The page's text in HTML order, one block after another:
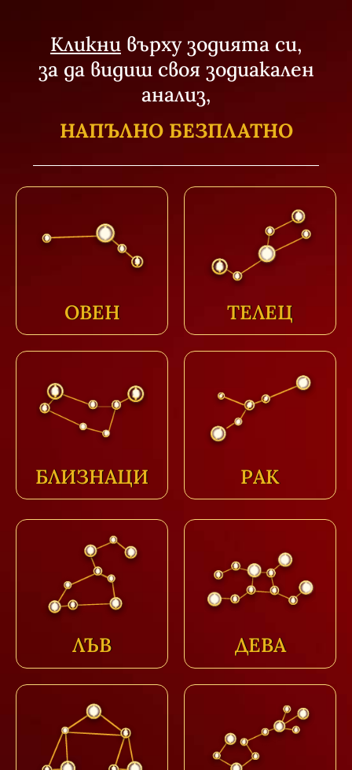
Кликни върху зодията си,
за да видиш своя зодиакален
анализ,
НАПЪЛНО БЕЗПЛАТНО
ОВЕН ТЕЛЕЦ
БЛИЗНАЦИ РАК
ЛЪВ ДЕВА